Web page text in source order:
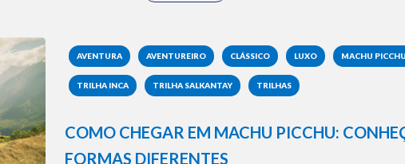
AVENTURA AVENTUREIRO CLÁSSICO LUXO MACHU PICCHU
TRILHA INCA TRILHA SALKANTAY TRILHAS
COMO CHEGAR EM MACHU PICCHU:
FORMAS DIFERENTES